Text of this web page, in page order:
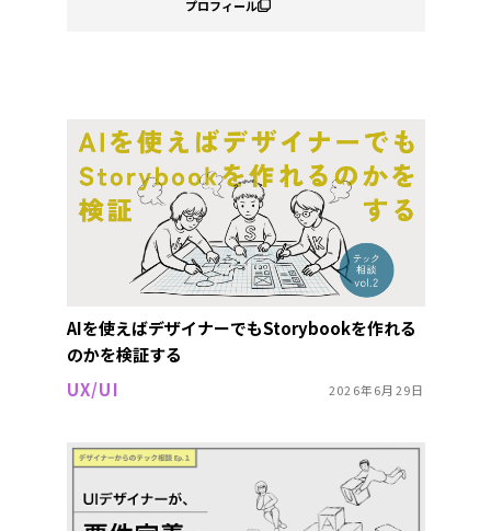
プロフィール
AIを使えばデザイナーでもStorybookを作れる
のかを検証する
UX/UI
2026年6月29日